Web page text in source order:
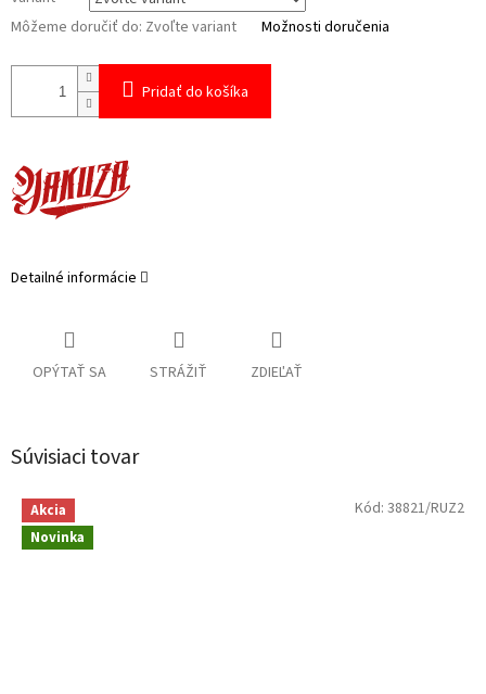
Môžeme doručiť do: Zvoľte variant Možnosti doručenia
Pridať do košíka
Detailné informácie
OPÝTAŤ SA STRÁŽIŤ ZDIEĽAŤ
Súvisiaci tovar
Akcia
Novinka
Kód: 38821/RUZ2